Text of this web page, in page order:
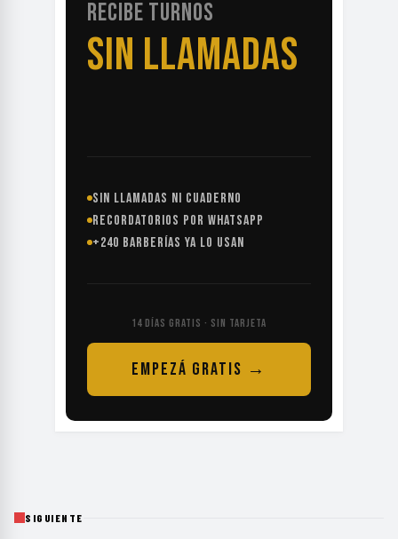
RECIBE TURNOS
SIN LLAMADAS
SIN LLAMADAS NI CUADERNO
RECORDATORIOS POR WHATSAPP
+240 BARBERÍAS YA LO USAN
14 DÍAS GRATIS · SIN TARJETA
EMPEZÁ GRATIS →
SIGUIENTE